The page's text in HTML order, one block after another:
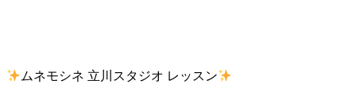
ムネモシネ 立川スタジオ レッスン